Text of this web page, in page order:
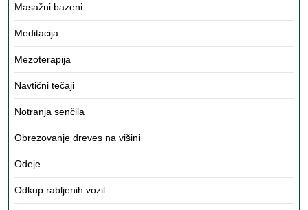
Masažni bazeni
Meditacija
Mezoterapija
Navtični tečaji
Notranja senčila
Obrezovanje dreves na višini
Odeje
Odkup rabljenih vozil